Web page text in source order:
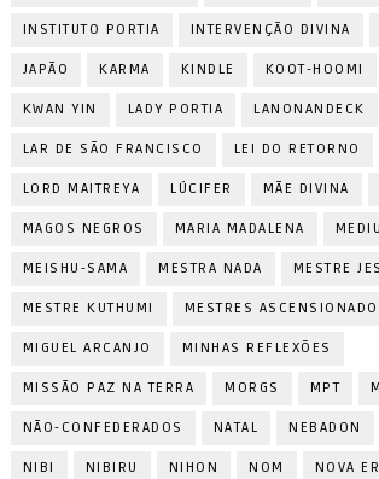
INSTITUTO PORTIA INTERVENÇÃO DIVINA
JAPÃO KARMA KINDLE KOOT-HOOMI
KWAN YIN LADY PORTIA LANONANDECK
LAR DE SÃO FRANCISCO LEI DO RETORNO
LORD MAITREYA LÚCIFER MÃE DIVINA
MAGOS NEGROS MARIA MADALENA
MEISHU-SAMA MESTRA NADA MESTRE
MESTRE KUTHUMI MESTRES
MIGUEL ARCANJO MINHAS REFLEXÕES
MISSÃO PAZ NA TERRA MORGS MPT
NÃO-CONFEDERADOS NATAL NEBADON
NIBI NIBIRU NIHON NOM NOVA